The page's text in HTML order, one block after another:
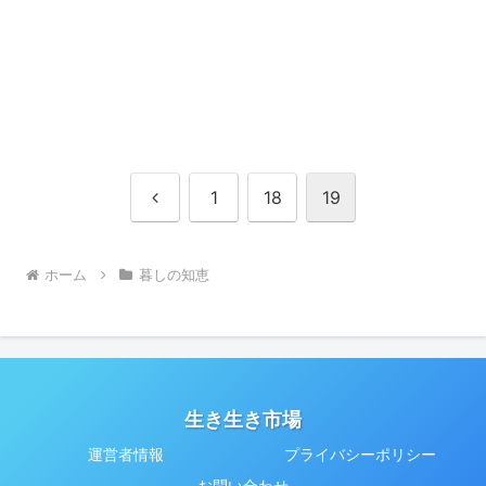
前 1 18 19
ホーム 暮しの知恵
生き生き市場
運営者情報
プライバシーポリシー